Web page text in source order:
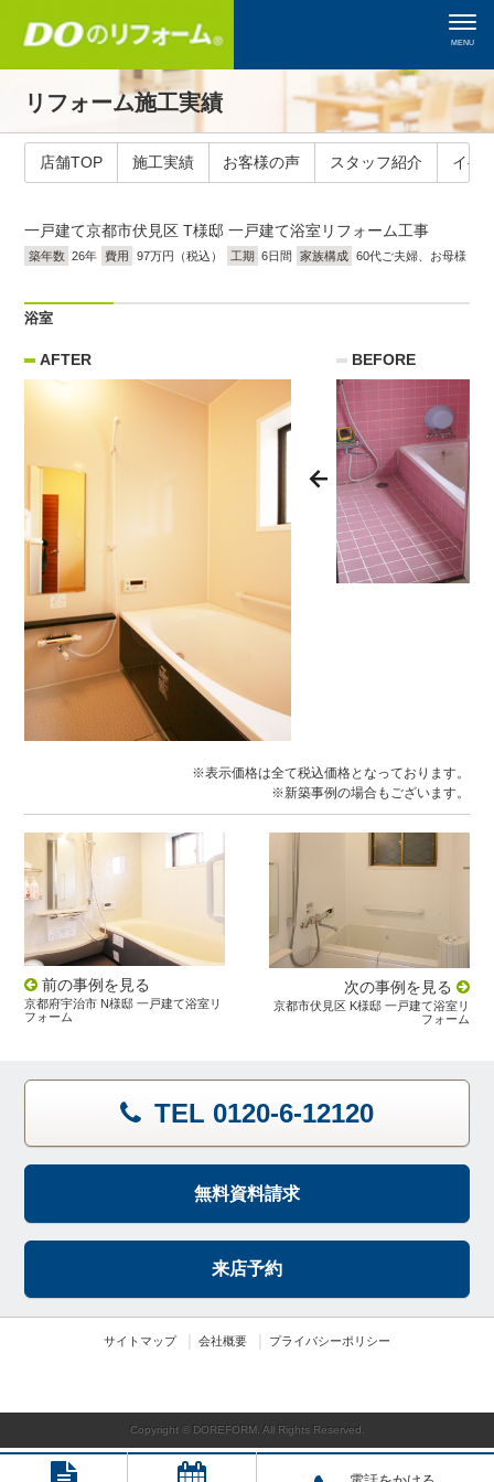
MENU
リフォーム施工実績
店舗TOP 施工実績 お客様の声 スタッフ紹介 イベ
一戸建て京都市伏見区 T様邸 一戸建て浴室リフォーム工事
築年数 26年 費用 97万円（税込） 工期 6日間 家族構成 60代ご夫婦、お母様
浴室
BEFORE
AFTER
※表示価格は全て税込価格となっております。
※新築事例の場合もございます。
前の事例を見る
京都府宇治市 N様邸 一戸建て浴室リ
フォーム
次の事例を見る
京都市伏見区 K様邸 一戸建て浴室リ
フォーム
TEL 0120-6-12120
無料資料請求
来店予約
サイトマップ 会社概要 プライバシーポリシー
Copyright © DOREFORM. All Rights Reserved.